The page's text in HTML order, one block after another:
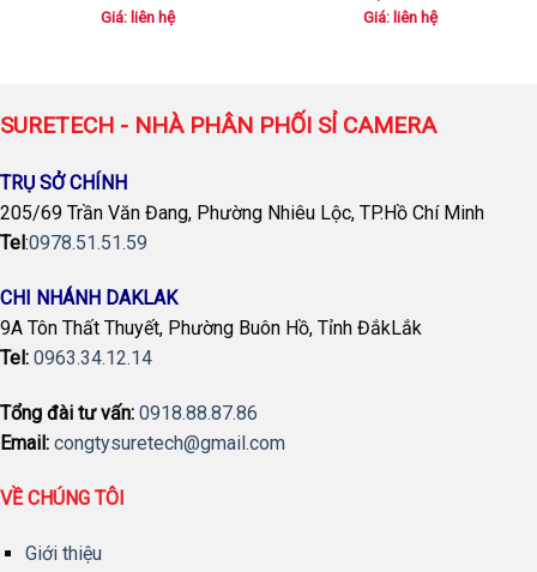
Trời Chất Lượng Cao
Giá: liên hệ
Hình Ảnh Siêu Nét
Giá: liên hệ
SURETECH - NHÀ PHÂN PHỐI SỈ CAMERA
TRỤ SỞ CHÍNH
205/69 Trần Văn Đang, Phường Nhiêu Lộc, TP.Hồ Chí Minh
Tel :0978.51.51.59
CHI NHÁNH DAKLAK
9A Tôn Thất Thuyết, Phường Buôn Hồ, Tỉnh ĐắkLắk
Tel: 0963.34.12.14
Tổng đài tư vấn: 0918.88.87.86
Email: congtysuretech@gmail.com
VỀ CHÚNG TÔI
Giới thiệu